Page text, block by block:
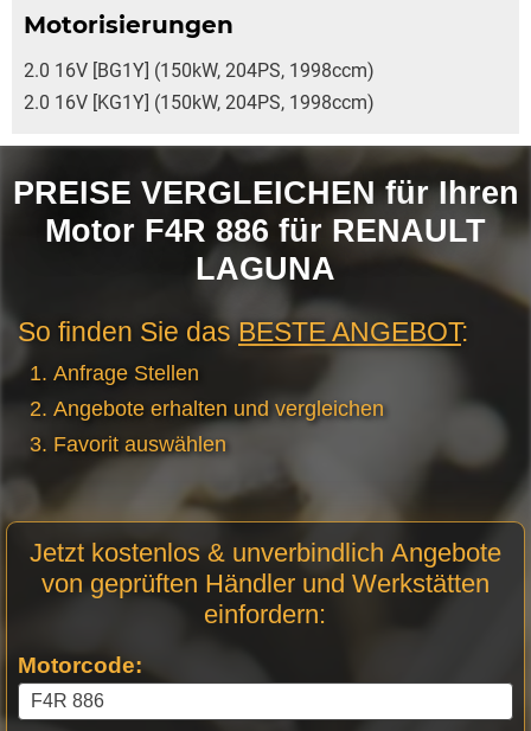
Motorisierungen
2.0 16V [BG1Y] (150kW, 204PS, 1998ccm)
2.0 16V [KG1Y] (150kW, 204PS, 1998ccm)
PREISE VERGLEICHEN für Ihren
Motor F4R 886 für RENAULT
LAGUNA
So finden Sie das BESTE ANGEBOT:
Anfrage Stellen
Angebote erhalten und vergleichen
Favorit auswählen
Anfrage
Stellen
Jetzt kostenlos & unverbindlich Angebote
von geprüften Händler und Werkstätten
einfordern:
Motorcode: